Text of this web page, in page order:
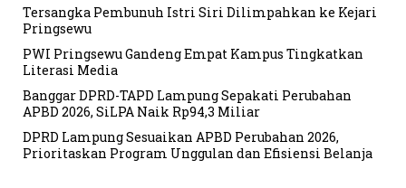
Tersangka Pembunuh Istri Siri Dilimpahkan ke Kejari
Pringsewu
PWI Pringsewu Gandeng Empat Kampus Tingkatkan
Literasi Media
Banggar DPRD-TAPD Lampung Sepakati Perubahan
APBD 2026, SiLPA Naik Rp94,3 Miliar
DPRD Lampung Sesuaikan APBD Perubahan 2026,
Prioritaskan Program Unggulan dan Efisiensi Belanja